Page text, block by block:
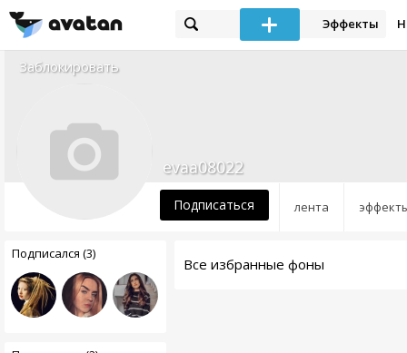
Эффекты
Заблокировать
лента
evaa08022
Подписаться
Подписался (3)
Все избранные фоны